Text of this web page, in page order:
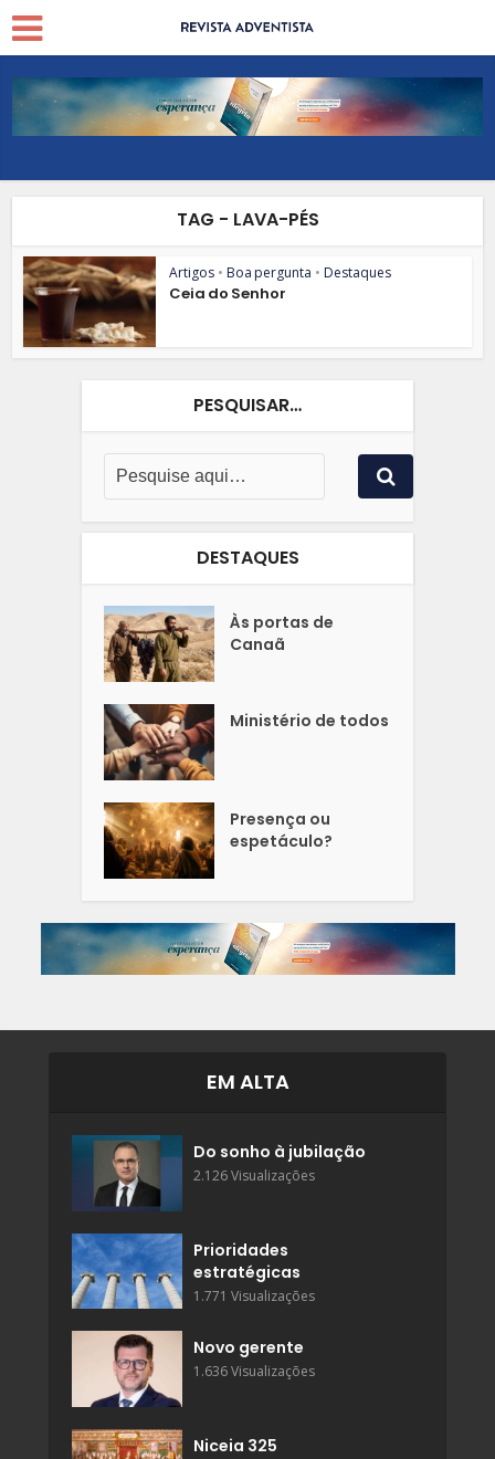
TAG - LAVA-PÉS
Artigos • Boa pergunta • Destaques
Ceia do Senhor
PESQUISAR…
DESTAQUES
Às portas de
Canaã
Ministério de todos
Presença ou
espetáculo?
EM ALTA
Do sonho à jubilação
2.126 Visualizações
Prioridades
estratégicas
1.771 Visualizações
Novo gerente
1.636 Visualizações
Niceia 325